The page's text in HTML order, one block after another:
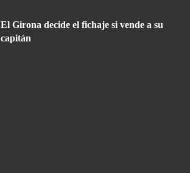
El Girona decide el fichaje si vende a su
capitán